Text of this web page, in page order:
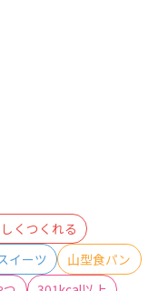
くつくれる
イーツ
山型食パン